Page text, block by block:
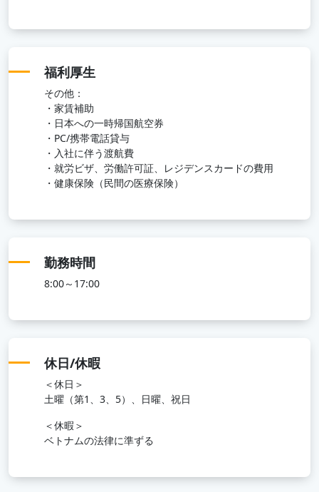
福利厚生
その他：
・家賃補助
・日本への一時帰国航空券
・PC/携帯電話貸与
・入社に伴う渡航費
・就労ビザ、労働許可証、レジデンスカードの費用
・健康保険（民間の医療保険）
勤務時間
8:00～17:00
休日/休暇
＜休日＞
土曜（第1、3、5）、日曜、祝日
＜休暇＞
ベトナムの法律に準ずる